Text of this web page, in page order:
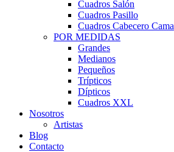
Cuadros Salón
Cuadros Pasillo
Cuadros Cabecero Cama
POR MEDIDAS
Grandes
Medianos
Pequeños
Trípticos
Dípticos
Cuadros XXL
Nosotros
Artistas
Blog
Contacto